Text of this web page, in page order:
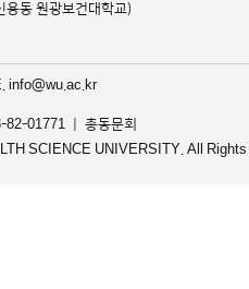
용동 원광보건대학교)
info@wu.ac.kr
82-01771 ｜ 총동문회
SCIENCE UNIVERSITY. All